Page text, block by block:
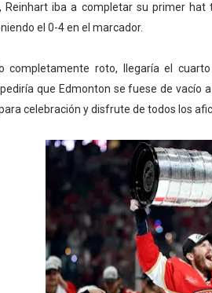
Reinhart iba a completar su primer
el 0-4 en el marcador.
completamente roto, llegaría el
que Edmonton se fuese de vacío
celebración y disfrute de todos los